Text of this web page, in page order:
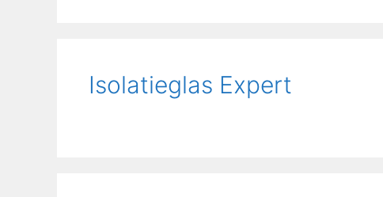
Isolatieglas Expert